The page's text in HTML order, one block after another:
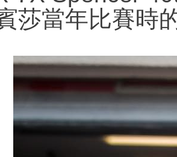
莎當年比賽時